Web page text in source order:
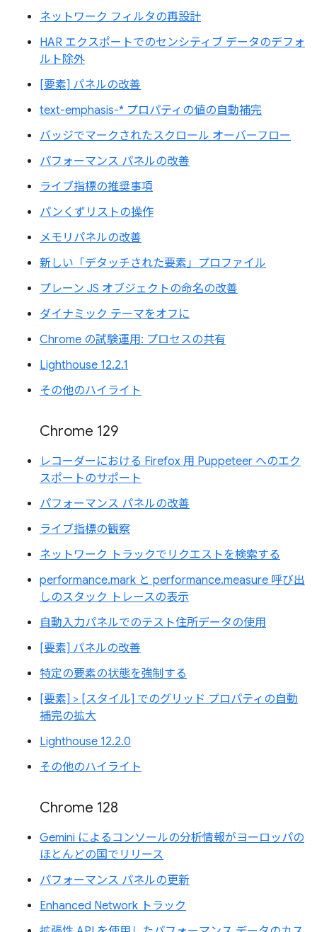
ネットワーク フィルタの再設計
HAR エクスポートでのセンシティブ データのデフォ
ルト除外
[要素] パネルの改善
text-emphasis-* プロパティの値の自動補完
バッジでマークされたスクロール オーバーフロー
パフォーマンス パネルの改善
ライブ指標の推奨事項
パンくずリストの操作
メモリパネルの改善
新しい「デタッチされた要素」プロファイル
プレーン JS オブジェクトの命名の改善
ダイナミック テーマをオフに
Chrome の試験運用: プロセスの共有
Lighthouse 12.2.1
その他のハイライト
Chrome 129
レコーダーにおける Firefox 用 Puppeteer へのエク
スポートのサポート
パフォーマンス パネルの改善
ライブ指標の観察
ネットワーク トラックでリクエストを検索する
performance.mark と performance.measure 呼び出
しのスタック トレースの表示
自動入力パネルでのテスト住所データの使用
[要素] パネルの改善
特定の要素の状態を強制する
[要素] > [スタイル] でのグリッド プロパティの自動
補完の拡大
Lighthouse 12.2.0
その他のハイライト
Chrome 128
Gemini によるコンソールの分析情報がヨーロッパの
ほとんどの国でリリース
パフォーマンス パネルの更新
Enhanced Network トラック